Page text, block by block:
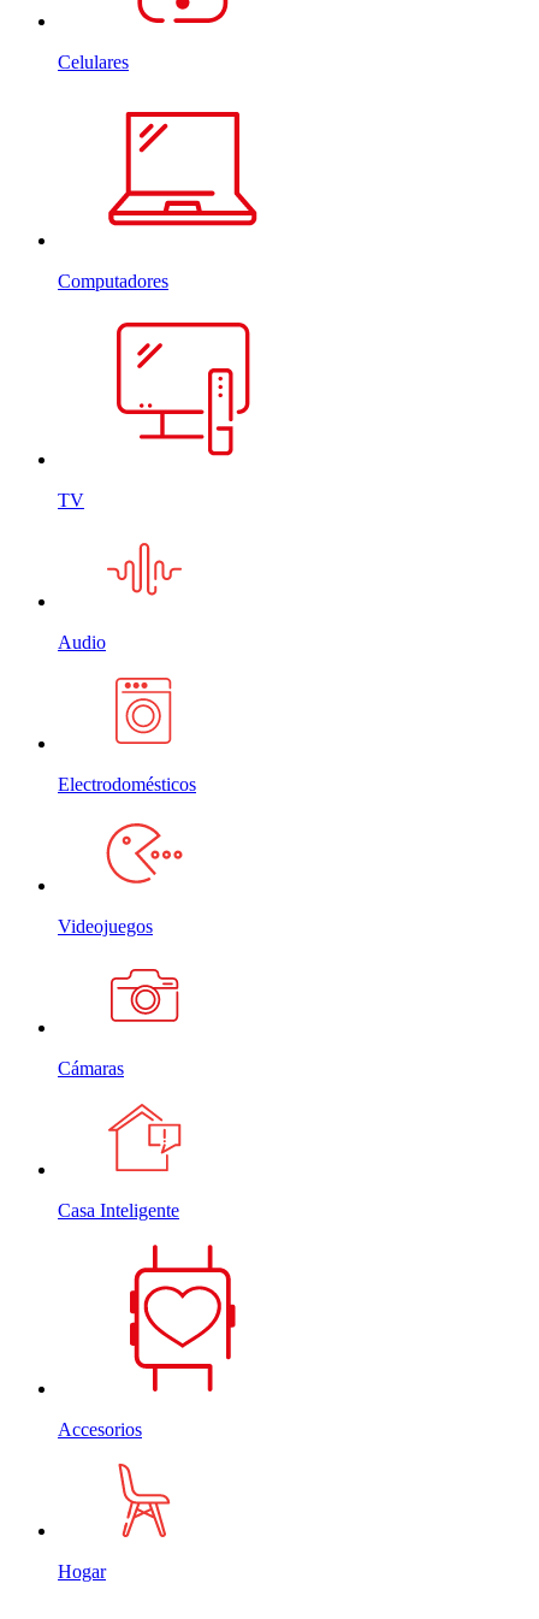
Celulares
Computadores
TV
Audio
Electrodomésticos
Videojuegos
Cámaras
Casa Inteligente
Accesorios
Hogar